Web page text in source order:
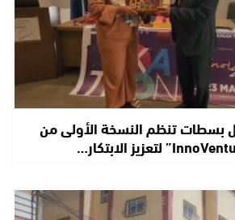
بسطات تنظم النسخة الأولى من